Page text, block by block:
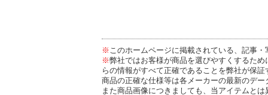
※ このホームページに掲載されている、記事
※弊社ではお客様が商品を選びやすくするた
らの情報がすべて正確であることを弊社が保
商品の正確な仕様等は各メーカーの最新のデ
また商品画像につきましても、当アイテムと